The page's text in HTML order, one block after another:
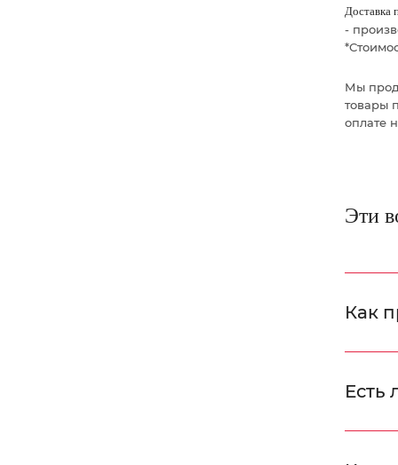
Доставка
-
Мы
товары
оплате
Эти
Как
Есть